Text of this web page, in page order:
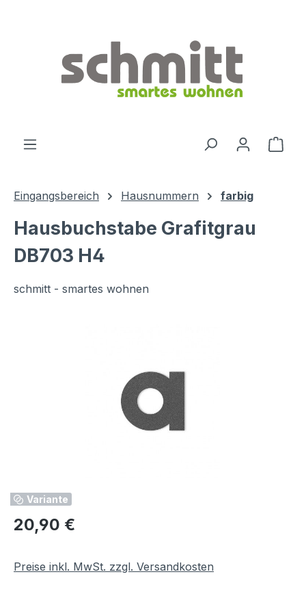
Eingangsbereich Hausnummern farbig
Hausbuchstabe Grafitgrau
DB703 H4
schmitt - smartes wohnen
Variante
Regulärer Preis:
20,90 €
Preise inkl. MwSt. zzgl. Versandkosten